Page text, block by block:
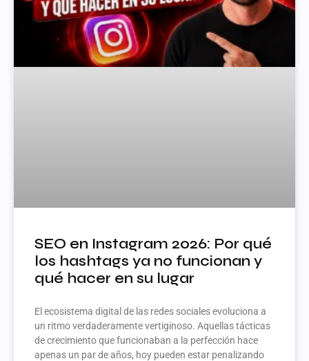
SEO en Instagram 2026: Por qué
los hashtags ya no funcionan y
qué hacer en su lugar
El ecosistema digital de las redes sociales evoluciona a
un ritmo verdaderamente vertiginoso. Aquellas tácticas
de crecimiento que funcionaban a la perfección hace
apenas un par de años, hoy pueden estar penalizando